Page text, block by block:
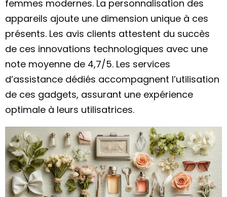
femmes modernes. La personnalisation des
appareils ajoute une dimension unique à ces
présents. Les avis clients attestent du succès
de ces innovations technologiques avec une
note moyenne de 4,7/5. Les services
d’assistance dédiés accompagnent l’utilisation
de ces gadgets, assurant une expérience
optimale à leurs utilisatrices.